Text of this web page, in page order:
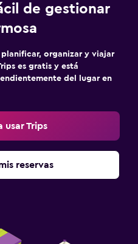
de gestionar
planificar, organizar y viajar
es gratis y está
del lugar en
usar Trips
reservas